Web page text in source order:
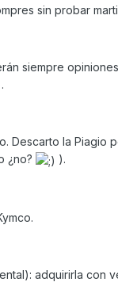
sin probar
siempre
Descarto la Piagio
¿no?
).
adquirirla con